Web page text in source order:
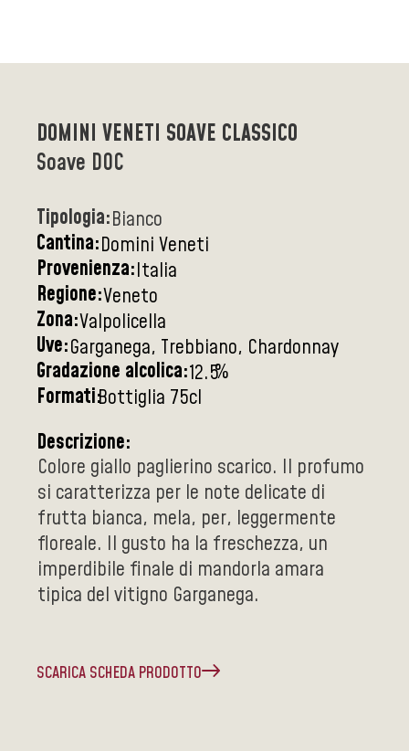
DOMINI VENETI SOAVE CLASSICO
Soave DOC
Tipologia:Bianco
Cantina:Domini Veneti
Provenienza:Italia
Regione:Veneto
Zona:Valpolicella
Uve:Garganega, Trebbiano, Chardonnay
Gradazione alcolica:12.5%
Formati:Bottiglia 75cl
Descrizione:
Colore giallo paglierino scarico. Il profumo
si caratterizza per le note delicate di
frutta bianca, mela, per, leggermente
floreale. Il gusto ha la freschezza, un
imperdibile finale di mandorla amara
tipica del vitigno Garganega.
SCARICA SCHEDA PRODOTTO